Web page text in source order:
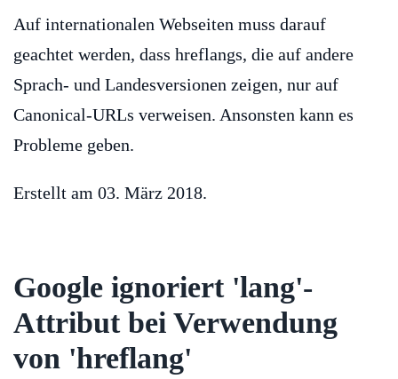
Auf internationalen Webseiten muss darauf
geachtet werden, dass hreflangs, die auf andere
Sprach- und Landesversionen zeigen, nur auf
Canonical-URLs verweisen. Ansonsten kann es
Probleme geben.
Erstellt am 03. März 2018.
Google ignoriert 'lang'-
Attribut bei Verwendung
von 'hreflang'